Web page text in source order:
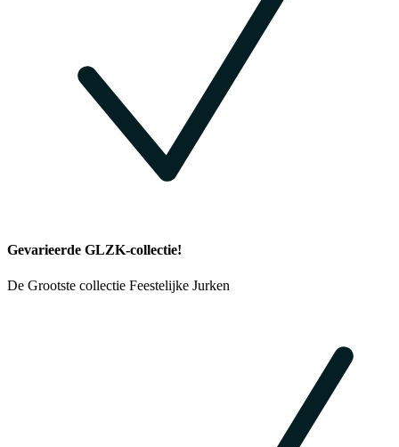
Gevarieerde GLZK-collectie!
De Grootste collectie Feestelijke Jurken